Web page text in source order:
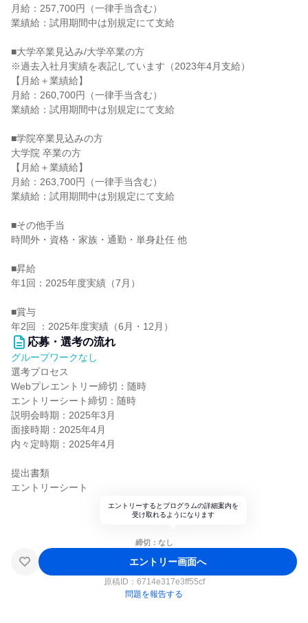
月給：257,700円（一律手当含む）
業績給：試用期間中は別規定にて支給
■大学卒業見込み/大学卒業の方
※過去入社月実績を表記しています（2023年4月支給）
【月給＋業績給】
月給：260,700円（一律手当含む）
業績給：試用期間中は別規定にて支給
■学院卒業見込みの方
大学院 卒業の方
【月給＋業績給】
月給：263,700円（一律手当含む）
業績給：試用期間中は別規定にて支給
■その他手当
時間外・資格・家族・通勤・単身赴任 他
■昇給
年1回：2025年度実績（7月）
■賞与
年2回 ：2025年度実績（6月・12月）
応募・選考の流れ
グループワークなし
選考プロセス
Webプレエントリー締切：随時
エントリーシート締切：随時
説明会時期：2025年3月
面接時期：2025年4月
内々定時期：2025年4月
提出書類
エントリーシート
エントリーするとプログラムの詳細案内を
受け取れるようになります
締切：なし
エントリー画面へ
原稿ID： 6714e317e3ff55cf
問題を報告する